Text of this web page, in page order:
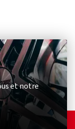
et notre